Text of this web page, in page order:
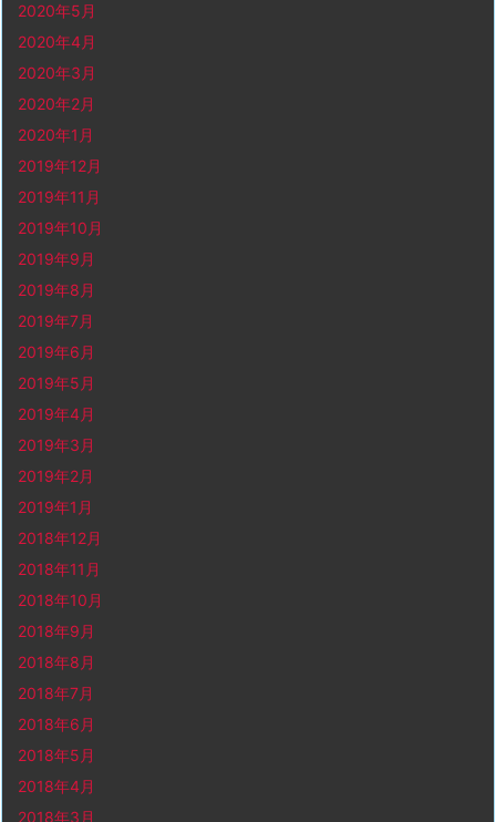
2020年5月
2020年4月
2020年3月
2020年2月
2020年1月
2019年12月
2019年11月
2019年10月
2019年9月
2019年8月
2019年7月
2019年6月
2019年5月
2019年4月
2019年3月
2019年2月
2019年1月
2018年12月
2018年11月
2018年10月
2018年9月
2018年8月
2018年7月
2018年6月
2018年5月
2018年4月
2018年3月